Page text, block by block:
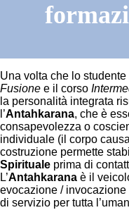
Una volta che lo
Fusione e il corso
la personalità integrata
l’Antahkarana, che è
consapevolezza o
individuale (il corpo
costruzione permette
Spirituale prima di
L’Antahkarana è il
evocazione /
di servizio per tutta